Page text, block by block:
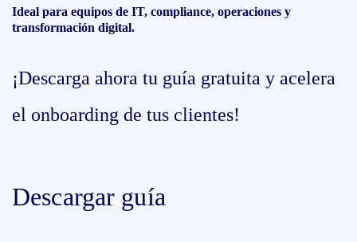
Ideal para equipos de IT, compliance, operaciones y
transformación digital.
¡Descarga ahora tu guía gratuita y acelera
el onboarding de tus clientes!
Descargar guía